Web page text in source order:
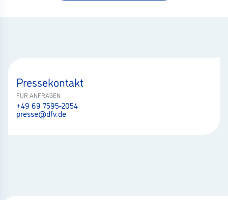
Pressekontakt
FÜR ANFRAGEN
+49 69 7595-2054
presse@dfv.de